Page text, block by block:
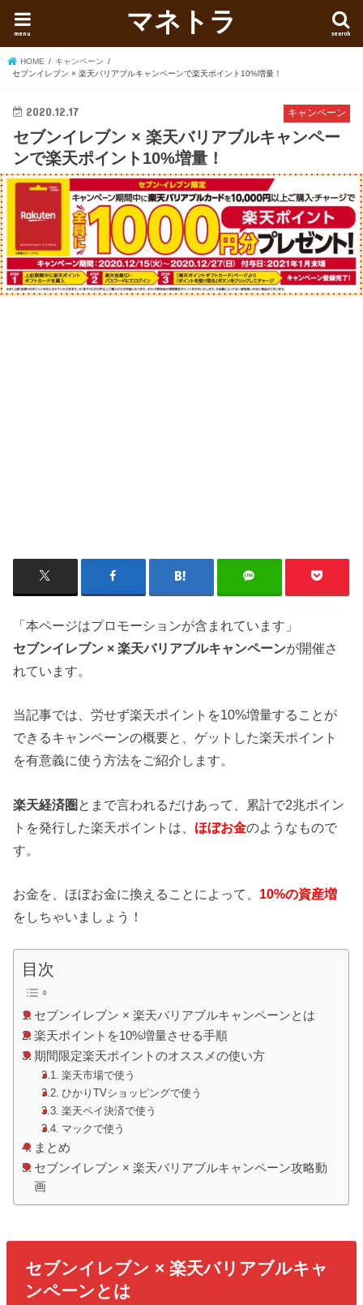
マネトラ search
menu
HOME
キャンペーン
セブンイレブン × 楽天バリアブルキャンペーンで楽天ポイント10%増量！
キャンペーン
2020.12.17
セブンイレブン × 楽天バリアブルキャンペー
ンで楽天ポイント10%増量！
「本ページはプロモーションが含まれています」
セブンイレブン × 楽天バリアブルキャンペーンが開催さ
れています。
当記事では、労せず楽天ポイントを10%増量することが
できるキャンペーンの概要と、ゲットした楽天ポイント
を有意義に使う方法をご紹介します。
楽天経済圏 とまで言われるだけあって、累計で2兆ポイン
トを発行した楽天ポイントは、 ほぼお金のようなもので
す。
お金を、ほぼお金に換えることによって、 10%の資産増
をしちゃいましょう！
目次
セブンイレブン × 楽天バリアブルキャンペーンとは
楽天ポイントを10%増量させる手順
期間限定楽天ポイントのオススメの使い方
楽天市場で使う
ひかりTVショッピングで使う
楽天ペイ決済で使う
マックで使う
まとめ
セブンイレブン × 楽天バリアブルキャンペーン攻略動
画
セブンイレブン × 楽天バリアブルキャ
ンペーンとは